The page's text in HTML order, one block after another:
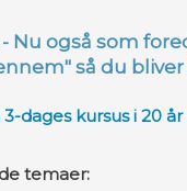
Nu også som
så du
dages kursus i 20
temaer:​